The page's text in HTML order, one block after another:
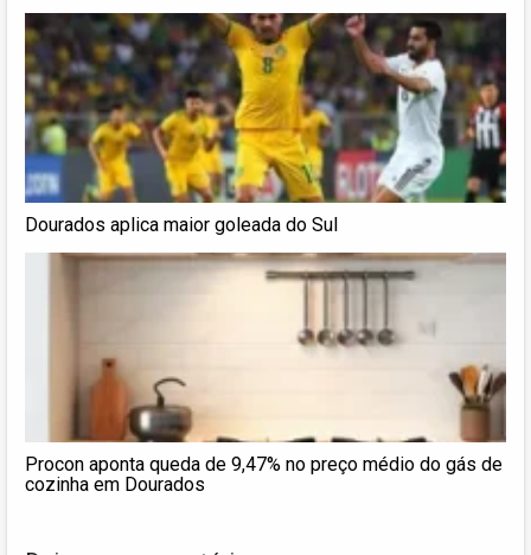
Dourados aplica maior goleada do Sul
Procon aponta queda de 9,47% no preço médio do gás de
cozinha em Dourados